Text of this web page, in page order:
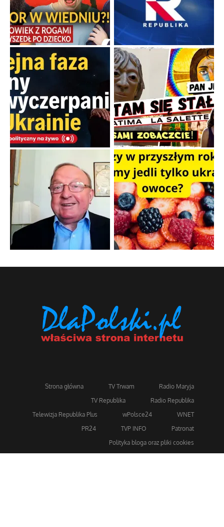
Strona główna TV Trwam
Radio Maryja
TV Republika
Radio Republika
Telewizja Republika Plus
wPolsce24
WNET
PR24
TVP INFO
Patronat
Polityka bloga oraz pliki cookies